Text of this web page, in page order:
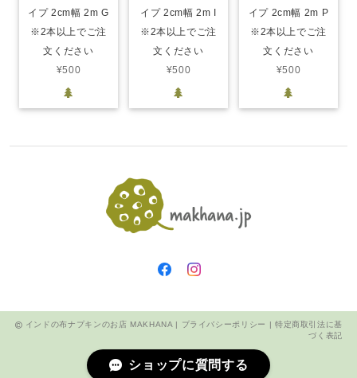
イプ 2cm幅 2m G
※2本以上でご注
文ください
¥500
イプ 2cm幅 2m I
※2本以上でご注
文ください
¥500
イプ 2cm幅 2m P
※2本以上でご注
文ください
¥500
インドの布ナプキンのお店 MAKHANA | プライバシーポリシー | 特定商取引法に基
づく表記
ショップに質問する